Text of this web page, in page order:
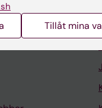
Tillåt mina